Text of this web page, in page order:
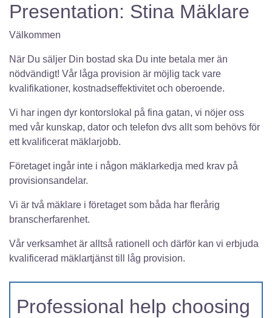
Presentation: Stina Mäklare
Välkommen
När Du säljer Din bostad ska Du inte betala mer än
nödvändigt! Vår låga provision är möjlig tack vare
kvalifikationer, kostnadseffektivitet och oberoende.
Vi har ingen dyr kontorslokal på fina gatan, vi nöjer oss
med vår kunskap, dator och telefon dvs allt som behövs för
ett kvalificerat mäklarjobb.
Företaget ingår inte i någon mäklarkedja med krav på
provisionsandelar.
Vi är två mäklare i företaget som båda har flerårig
branscherfarenhet.
Vår verksamhet är alltså rationell och därför kan vi erbjuda
kvalificerad mäklartjänst till låg provision.
Professional help choosing